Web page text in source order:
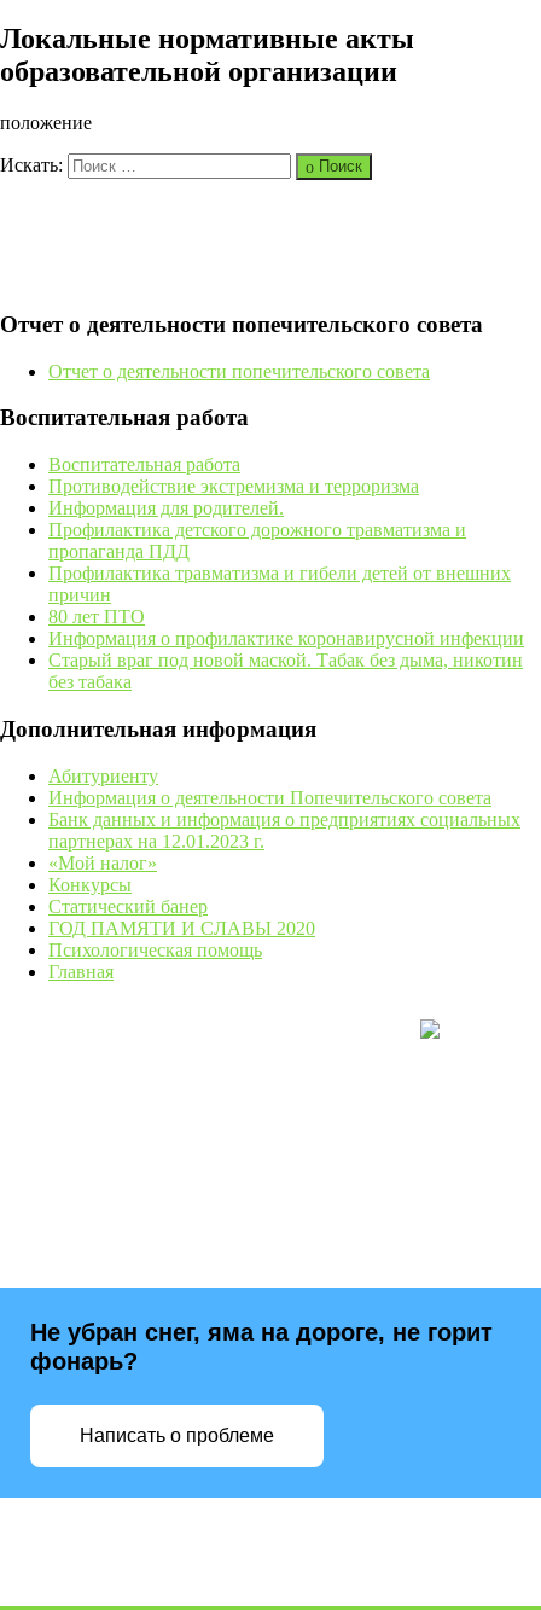
Локальные нормативные акты
образовательной организации
положение
Искать: Поиск
Отчет о деятельности попечительского совета
Отчет о деятельности попечительского совета
Воспитательная работа
Воспитательная работа
Противодействие экстремизма и терроризма
Информация для родителей.
Профилактика детского дорожного травматизма и
пропаганда ПДД
Профилактика травматизма и гибели детей от внешних
причин
80 лет ПТО
Информация о профилактике коронавирусной инфекции
Старый враг под новой маской. Табак без дыма, никотин
без табака
Дополнительная информация
Абитуриенту
Информация о деятельности Попечительского совета
Банк данных и информация о предприятиях социальных
партнерах на 12.01.2023 г.
«Мой налог»
Конкурсы
Статический банер
ГОД ПАМЯТИ И СЛАВЫ 2020
Психологическая помощь
Главная
Не убран снег, яма на дороге, не горит
фонарь?
Написать о проблеме